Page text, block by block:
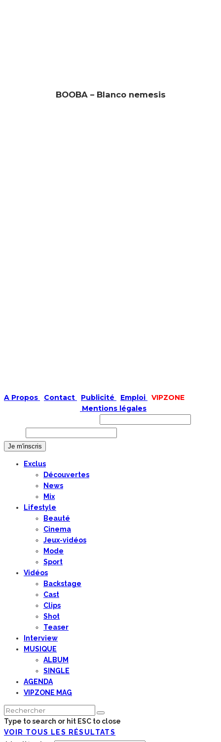
BOOBA – Blanco nemesis
A Propos Contact Publicité Emploi
VIPZONE
Mentions légales
Exclus
Découvertes
News
Mix
Lifestyle
Beauté
Cinema
Jeux-vidéos
Mode
Sport
Vidéos
Backstage
Cast
Clips
Shot
Teaser
Interview
MUSIQUE
ALBUM
SINGLE
AGENDA
VIPZONE MAG
Type to search or hit ESC to close
VOIR TOUS LES RÉSULTATS